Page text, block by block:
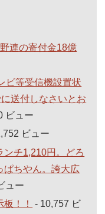
連の寄付金18億
ビ等受信機設置状
送付しなさいとお
ビュー
ビュー
ンチ1,210円。どろ
ぱちやん。誇大広
ュー
！！
- 10,757 ビ